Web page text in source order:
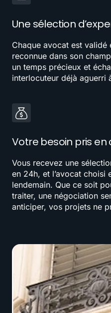
Une sélection
Chaque avocat est
reconnue dans son
un temps précieux et
interlocuteur déjà aguerri
Votre besoin pris en
Vous recevez une
en 24h, et l’avocat choisi
lendemain. Que ce soit
traiter, une négociation
anticiper, vos projets ne